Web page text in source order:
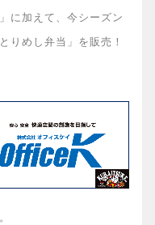
に加えて、今シーズン
りめし弁当」を販売！